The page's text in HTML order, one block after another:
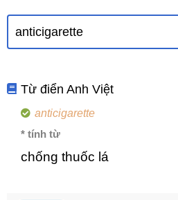
Từ điển Anh Việt
anticigarette
* tính từ
chống thuốc lá